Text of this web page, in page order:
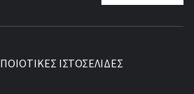
ΠΟΙΟΤΙΚΕΣ ΙΣΤΟΣΕΛΙΔΕΣ